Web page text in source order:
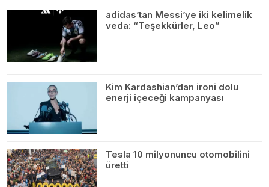
adidas’tan Messi’ye iki kelimelik
veda: “Teşekkürler, Leo”
Kim Kardashian’dan ironi dolu
enerji içeceği kampanyası
Tesla 10 milyonuncu otomobilini
üretti